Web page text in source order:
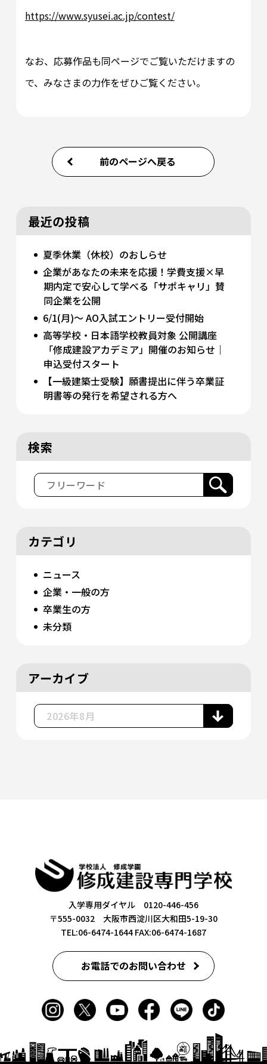
https://www.syusei.ac.jp/contest/
なお、応募作品も同ページでご覧いただけますの
で、みなさまの力作をぜひご覧ください。
前のページへ戻る
最近の投稿
夏季休業（休校）のおしらせ
企業があなたの未来を応援！学費支援×早
期内定で安心して学べる「サポキャリ」賛
同企業を公開
6/1(月)～ AO入試エントリー受付開始
高等学校・日本語学校教員対象 公開講座
「修成建設アカデミア」開催のお知らせ｜
申込受付スタート
【一級建築士受験】願書提出に伴う卒業証
明書等の発行を希望される方へ
検索
カテゴリ
ニュース
企業・一般の方
卒業生の方
未分類
アーカイブ
入学専用ダイヤル 0120-446-456
〒555-0032 大阪市西淀川区大和田5-19-30
TEL:06-6474-1644FAX:06-6474-1687
お電話でのお問い合わせ